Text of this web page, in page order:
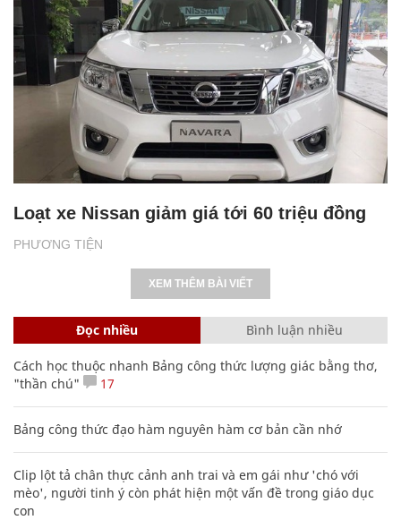
PHƯƠNG TIỆN
Loạt xe Nissan giảm giá tới 60 triệu đồng
XEM THÊM BÀI VIẾT
Đọc nhiều Bình luận nhiều
Cách học thuộc nhanh Bảng công thức lượng giác bằng thơ,
"thần chú"
17
Bảng công thức đạo hàm nguyên hàm cơ bản cần nhớ
Clip lột tả chân thực cảnh anh trai và em gái như 'chó với
mèo', người tinh ý còn phát hiện một vấn đề trong giáo dục
con